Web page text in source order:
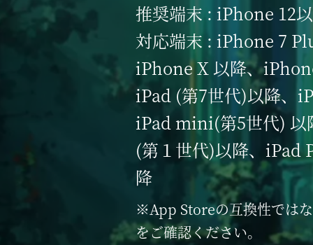
推奨端末 : iPhone 12
対応端末 : iPhone 7
iPhone X 以降、
iPad (第7世代)以降、
iPad mini(第5世代) 以
(第１世代)以降、iPad
降
※App Storeの互換性では
をご確認ください。